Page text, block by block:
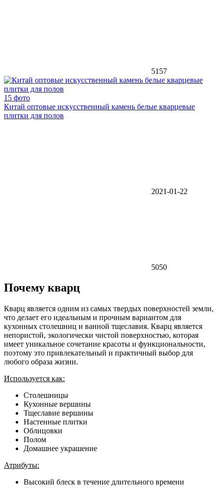
5157
15 фото
Китай оптовые искусственный камень белые кварцевые
плитки для полов
2021-01-22
5050
Почему кварц
Кварц является одним из самых твердых поверхностей земли,
что делает его идеальным и прочным вариантом для
кухонных столешниц и ванной тщеславия. Кварц является
непористой, экологически чистой поверхностью, которая
имеет уникальное сочетание красоты и функциональности,
поэтому это привлекательный и практичный выбор для
любого образа жизни.
Используется как:
Столешницы
Кухонные вершины
Тщеславие вершины
Настенные плитки
Облицовки
Полом
Домашнее украшение
Атрибуты:
Высокий блеск в течение длительного времени